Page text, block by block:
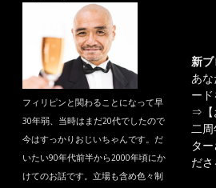
フィリピンと関わることになって早
30年弱、当時はまだ20代でしたので
今はすっかりおじいちゃんです。だ
いたい90年代前半から2000年頃にか
けてのお話です。立場も含め色々制
新ブ
あ
ー
⇒
二
タ
ださ